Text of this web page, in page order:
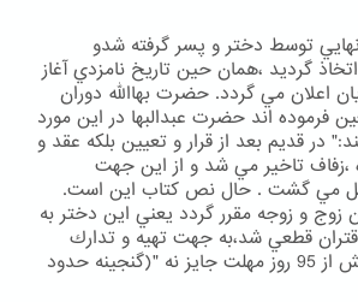
توسط دختر و پسر گرفته شدو
گرديد ،همان حين تاريخ نامزدي آغاز
اعلان مي گردد. حضرت بهاالله دوران
95 روز معين فرموده اند حضرت عبدالبها در اين مورد
در قديم بعد از قرار و تعيين بلكه عقد و
،زفاف تاخير مي شد و از اين جهت
مي گشت . حال نص كتاب اين است.
زوج و زوجه مقرر گردد يعني اين دختر به
قطعي شد،به جهت تهيه و تدارك
جهاز و ساير امور بيش از 95 روز مهلت جايز نه "(گنجينه حدود